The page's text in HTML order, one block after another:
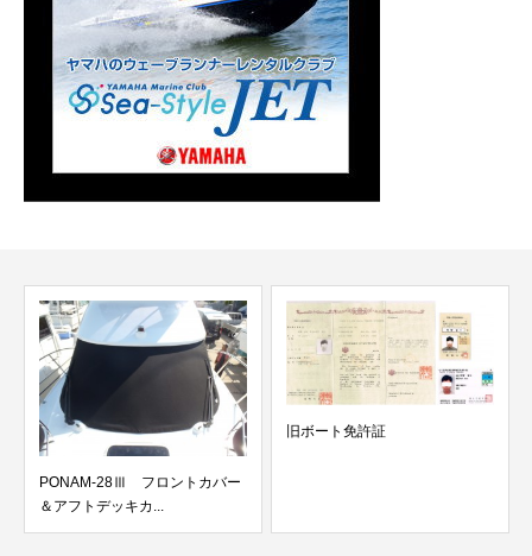
PONAM-28Ⅲ フロントカバー
＆アフトデッキカ...
旧ボート免許証